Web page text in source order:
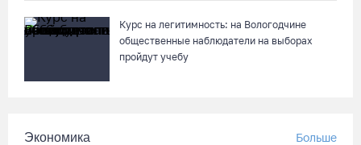
Курс на легитимность: на Вологодчине
общественные наблюдатели на выборах
пройдут учебу
Экономика Больше